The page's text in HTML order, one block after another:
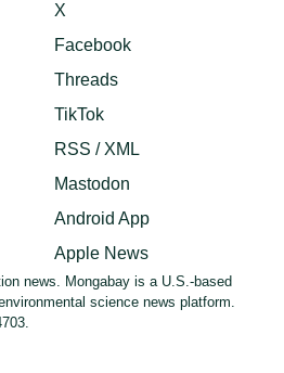
X
Facebook
Threads
TikTok
RSS / XML
Mastodon
Android App
Apple News
news. Mongabay is a U.S.-based
science news platform.